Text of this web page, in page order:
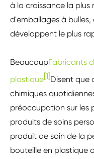
à la croissance la
d'emballages à bulles,
développent le plus
BeaucoupFabricants
plastique[1]Disent que
chimiques
préoccupation sur les
produits de soins
produit de soin de la
bouteille en plastique